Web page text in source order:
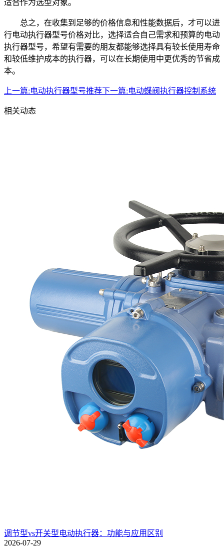
适合作为选型对象。
总之，在收集到足够的价格信息和性能数据后，才可以进
行电动执行器型号价格对比，选择适合自己需求和预算的电动
执行器型号，希望有需要的朋友都能够选择具有较长使用寿命
和较低维护成本的执行器，可以在长期使用中更优秀的节省成
本。
上一篇:电动执行器型号推荐下一篇:电动蝶阀执行器控制系统
相关动态
调节型vs开关型电动执行器：功能与应用区别
2026-07-29